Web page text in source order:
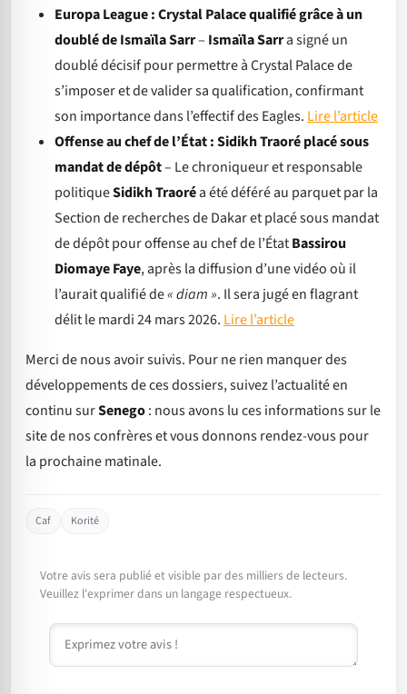
Europa League : Crystal Palace qualifié grâce à un
doublé de Ismaïla Sarr– Ismaïla Sarra signé un
doublé décisif pour permettre à Crystal Palace de
s’imposer et de valider sa qualification, confirmant
son importance dans l’effectif des Eagles. Lire l’article
Offense au chef de l’État : Sidikh Traoré placé sous
mandat de dépôt– Le chroniqueur et responsable
politiqueSidikh Traoréa été déféré au parquet par la
Section de recherches de Dakar et placé sous mandat
de dépôt pour offense au chef de l’ÉtatBassirou
Diomaye Faye, après la diffusion d’une vidéo où il
l’aurait qualifié de« diam ». Il sera jugé en flagrant
délit le mardi 24 mars 2026. Lire l’article
Merci de nous avoir suivis. Pour ne rien manquer des
développements de ces dossiers, suivez l’actualité en
continu surSenego: nous avons lu ces informations sur le
site de nos confrères et vous donnons rendez-vous pour
la prochaine matinale.
Caf Korité
Votre avis sera publié et visible par des milliers de lecteurs.
Veuillez l'exprimer dans un langage respectueux.
Commentaire